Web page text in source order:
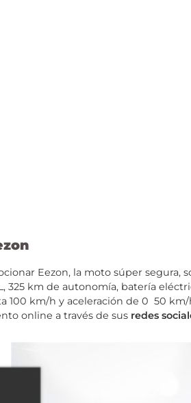
Eezon, la moto súper
325 km de autonomía, batería
km/h y aceleración de 0 50
online a través de sus redes